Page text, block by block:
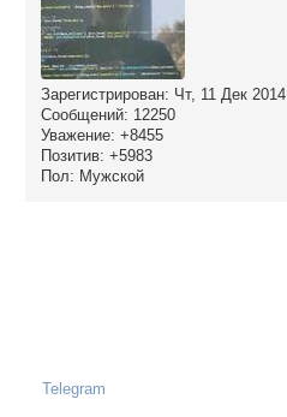
Зарегистрирован: Чт, 11 Дек 2014
Сообщений: 12250
Уважение: +8455
Позитив: +5983
Пол: Мужской
Telegram